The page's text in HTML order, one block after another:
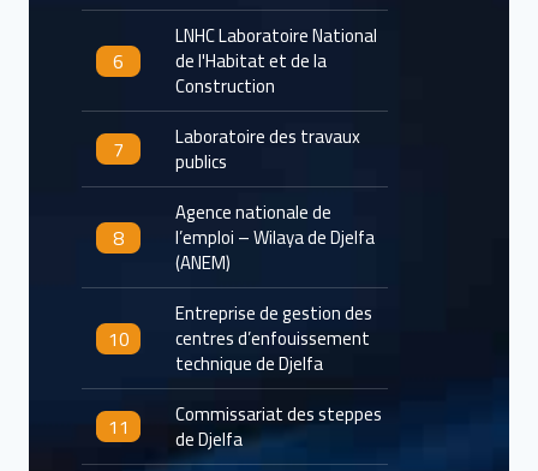
6
LNHC Laboratoire National
de l'Habitat et de la
Construction
7 Laboratoire des travaux
publics
8
Agence nationale de
l’emploi – Wilaya de Djelfa
(ANEM)
10
Entreprise de gestion des
centres d’enfouissement
technique de Djelfa
11 Commissariat des steppes
de Djelfa